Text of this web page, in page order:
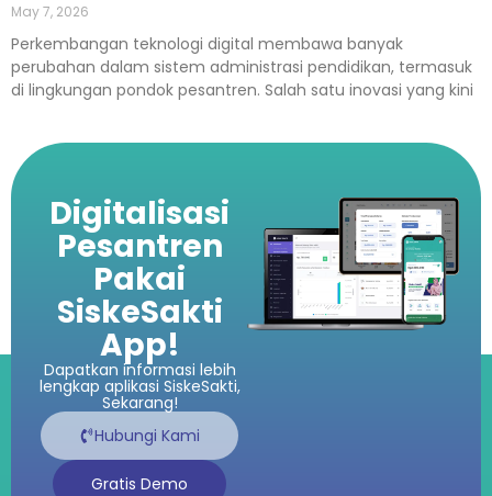
May 7, 2026
Perkembangan teknologi digital membawa banyak
perubahan dalam sistem administrasi pendidikan, termasuk
di lingkungan pondok pesantren. Salah satu inovasi yang kini
Digitalisasi
Pesantren
Pakai
SiskeSakti
App!
Dapatkan informasi lebih
lengkap aplikasi SiskeSakti,
Sekarang!
Hubungi Kami
Gratis Demo